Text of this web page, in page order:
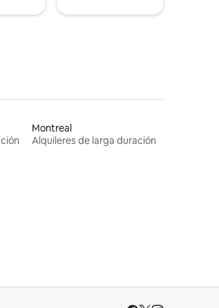
Montreal
Alquileres de larga duración